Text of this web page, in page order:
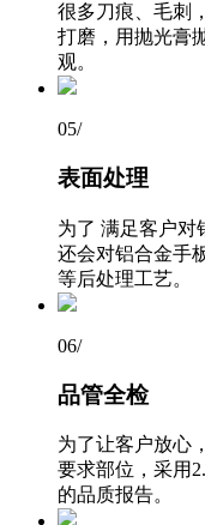
很多刀痕、毛刺
打磨，用抛光膏
观。
05/
表面处理
为了 满足客户对
还会对铝合金手
等后处理工艺。
06/
品管全检
为了让客户放心
要求部位，采用
的品质报告。